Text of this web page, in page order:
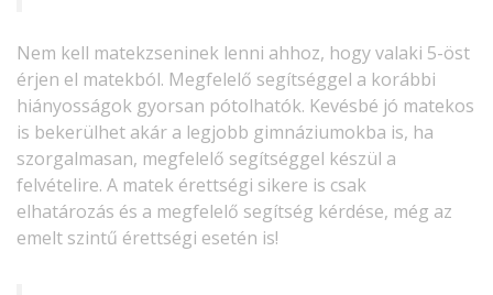
Nem kell matekzseninek lenni ahhoz, hogy valaki 5-öst
érjen el matekból. Megfelelő segítséggel a korábbi
hiányosságok gyorsan pótolhatók. Kevésbé jó matekos
is bekerülhet akár a legjobb gimnáziumokba is, ha
szorgalmasan, megfelelő segítséggel készül a
felvételire. A matek érettségi sikere is csak
elhatározás és a megfelelő segítség kérdése, még az
emelt szintű érettségi esetén is!